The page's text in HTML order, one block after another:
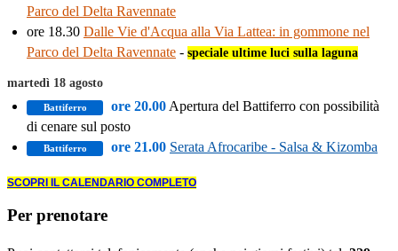
Parco del Delta Ravennate
ore 18.30 Dalle Vie d'Acqua alla Via Lattea: in gommone nel
Parco del Delta Ravennate - speciale ultime luci sulla laguna
martedì 18 agosto
Battiferro ore 20.00Apertura del Battiferro con possibilità
di cenare sul posto
Battiferro ore 21.00 Serata Afrocaribe - Salsa & Kizomba
SCOPRI IL CALENDARIO COMPLETO
Per prenotare